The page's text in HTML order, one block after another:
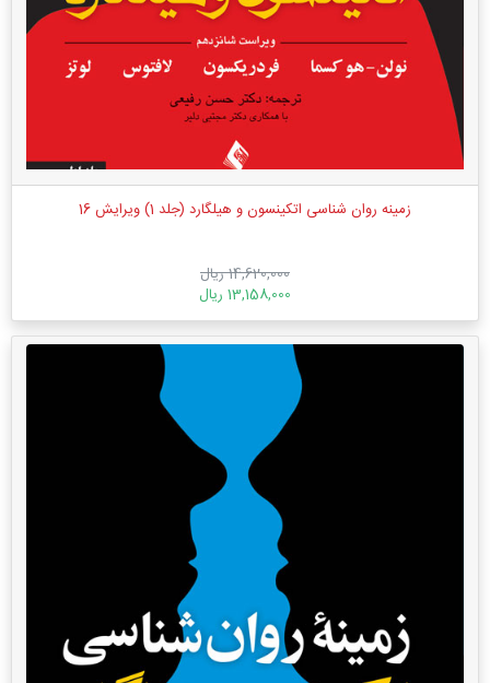
زمینه روان شناسی اتکینسون و هیلگارد (جلد 1) ویرایش 16
14,620,000 ریال
13,158,000 ریال